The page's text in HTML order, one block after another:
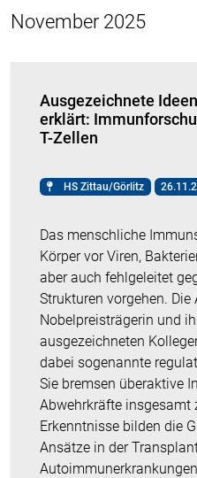
November 2025
Ausgezeichnete
erklärt:
T-Zellen
HS Zittau/Görlitz
Das menschliche
Körper vor Viren,
aber auch fehlgeleitet
Strukturen vorgehen.
Nobelpreisträgerin und
ausgezeichneten
dabei sogenannte
Sie bremsen überaktive
Abwehrkräfte insgesamt
Erkenntnisse bilden die
Ansätze in der